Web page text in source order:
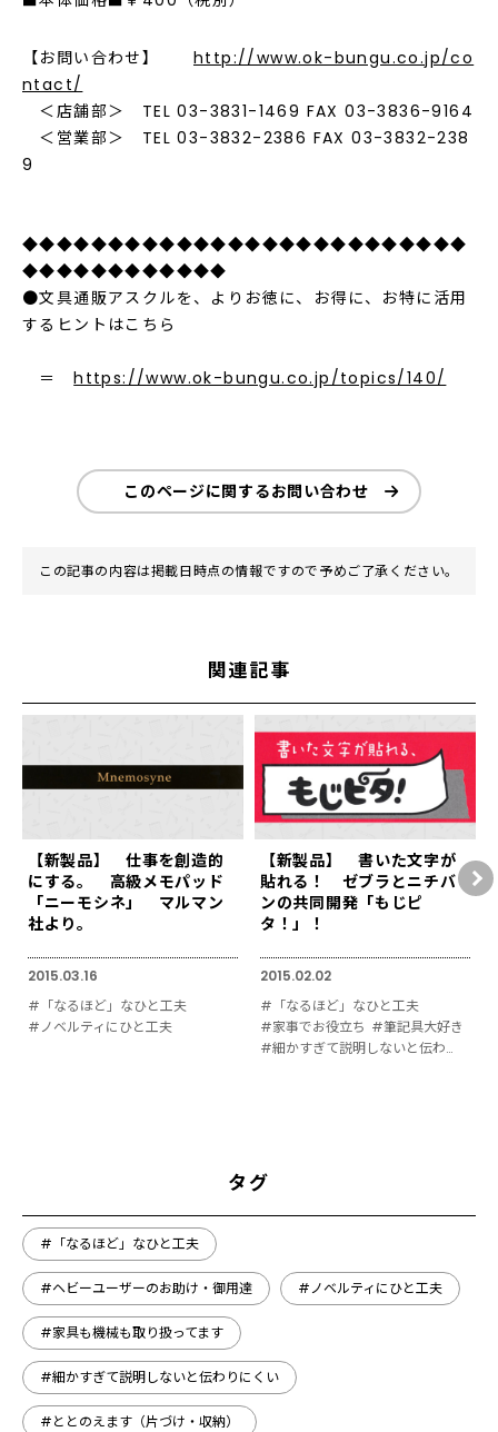
【お問い合わせ】 http://www.ok-bungu.co.jp/co
ntact/
＜店舗部＞ TEL 03-3831-1469 FAX 03-3836-9164
＜営業部＞ TEL 03-3832-2386 FAX 03-3832-238
9
◆◆◆◆◆◆◆◆◆◆◆◆◆◆◆◆◆◆◆◆◆◆◆◆◆◆
◆◆◆◆◆◆◆◆◆◆◆◆
●文具通販アスクルを、よりお徳に、お得に、お特に活用
するヒントはこちら
＝https://www.ok-bungu.co.jp/topics/140/
このページに関するお問い合わせ
この記事の内容は掲載日時点の情報ですので予めご了承ください。
関連記事
【新製品】 仕事を創造的
にする。 高級メモパッド
「ニーモシネ」 マルマン
社より。
2015.03.16
#「なるほど」なひと工夫
#ノベルティにひと工夫
【新製品】 書いた文字が
貼れる！ ゼブラとニチバ
ンの共同開発「もじピ
タ！」！
2015.02.02
#「なるほど」なひと工夫
#家事でお役立ち #筆記具大好き
#細かすぎて説明しないと伝わりにくい
タグ
#「なるほど」なひと工夫
#ヘビーユーザーのお助け・御用達 #ノベルティにひと工夫
#家具も機械も取り扱ってます
#細かすぎて説明しないと伝わりにくい
#ととのえます（片づけ・収納）